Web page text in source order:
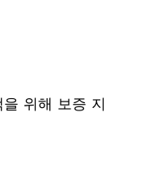
위해 보증 지